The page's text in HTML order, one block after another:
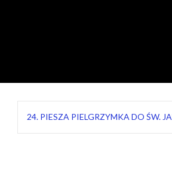
24. PIESZA PIELGRZYMKA DO ŚW.